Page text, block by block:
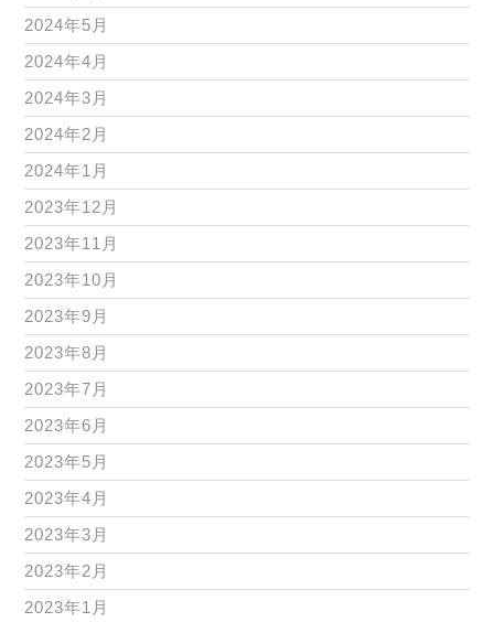
2024年5月
2024年4月
2024年3月
2024年2月
2024年1月
2023年12月
2023年11月
2023年10月
2023年9月
2023年8月
2023年7月
2023年6月
2023年5月
2023年4月
2023年3月
2023年2月
2023年1月